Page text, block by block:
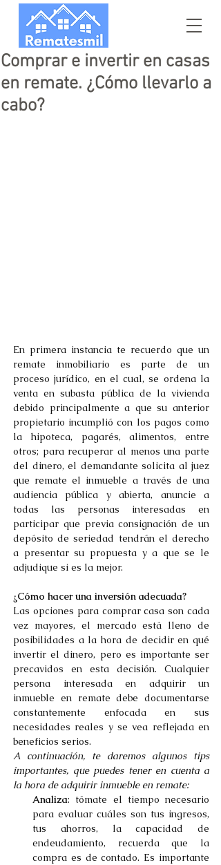
Comprar e invertir en casas
en remate. ¿Cómo llevarlo a
cabo?
En primera instancia te recuerdo que un
remate inmobiliario es parte de un
proceso jurídico, en el cual, se ordena la
venta en subasta pública de la vivienda
debido principalmente a que su anterior
propietario incumplió con los pagos como
la hipoteca, pagarés, alimentos, entre
otros; para recuperar al menos una parte
del dinero, el demandante solicita al juez
que remate el inmueble a través de una
audiencia pública y abierta, anuncie a
todas las personas interesadas en
participar que previa consignación de un
depósito de seriedad tendrán el derecho
a presentar su propuesta y a que se le
adjudique si es la mejor.
¿Cómo hacer una inversión adecuada?
Las opciones para comprar casa son cada
vez mayores, el mercado está lleno de
posibilidades a la hora de decidir en qué
invertir el dinero, pero es importante ser
precavidos en esta decisión. Cualquier
persona interesada en adquirir un
inmueble en remate debe documentarse
constantemente enfocada en sus
necesidades reales y se vea reflejada en
beneficios serios.
A continuación, te daremos algunos tips
importantes, que puedes tener en cuenta a
la hora de adquirir inmueble en remate:
Analiza: tómate el tiempo necesario
para evaluar cuáles son tus ingresos,
tus ahorros, la capacidad de
endeudamiento, recuerda que la
compra es de contado. Es importante